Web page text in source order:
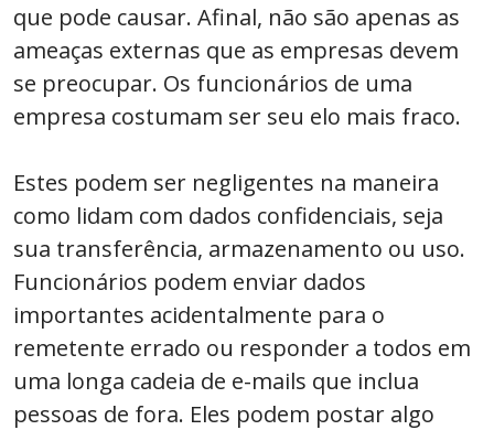
que pode causar. Afinal, não são apenas as
ameaças externas que as empresas devem
se preocupar. Os funcionários de uma
empresa costumam ser seu elo mais fraco.
Estes podem ser negligentes na maneira
como lidam com dados confidenciais, seja
sua transferência, armazenamento ou uso.
Funcionários podem enviar dados
importantes acidentalmente para o
remetente errado ou responder a todos em
uma longa cadeia de e-mails que inclua
pessoas de fora. Eles podem postar algo